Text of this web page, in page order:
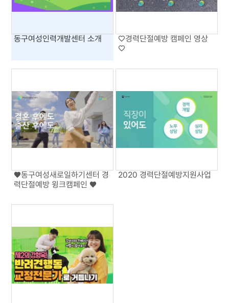
동구여성인력개발센터 소개
♡경력단절예방 캠페인 영상
♡
♥동구여성새로일하기센터 경
력단절예방 윙크캠페인 ♥
2020 경력단절예방지원사업